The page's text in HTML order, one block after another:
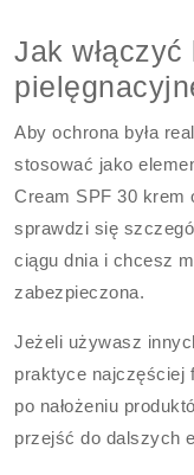
Jak
Aby ochrona była
stosować jako
Cream SPF 30 krem
sprawdzi się
ciągu dnia i chcesz
zabezpieczona.
Jeżeli używasz
praktyce najczęściej
po nałożeniu
przejść do dalszych